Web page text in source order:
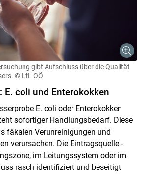
gibt Aufschluss über die Qualität
© LfL OÖ
E. coli und Enterokokken
E. coli oder Enterokokken
sofortiger Handlungsbedarf. Diese
fäkalen Verunreinigungen und
verursachen. Die Eintragsquelle -
im Leitungssystem oder im
rasch identifiziert und beseitigt